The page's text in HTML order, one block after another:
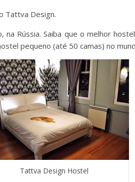
Tattva Design.
Rússia. Saiba que o melhor
pequeno (até 50 camas) no
Tattva Design Hostel